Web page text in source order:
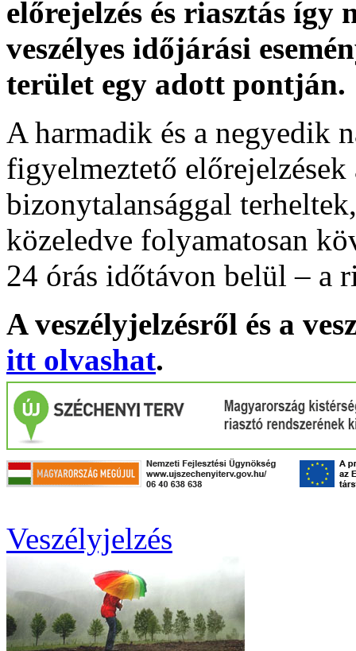
előrejelzés és riasztás
veszélyes időjárási
terület egy adott pontján.
A harmadik és a negyedik
figyelmeztető
bizonytalansággal
közeledve folyamatosan
24 órás időtávon belül – a
A veszélyjelzésről és a
itt olvashat.
Veszélyjelzés